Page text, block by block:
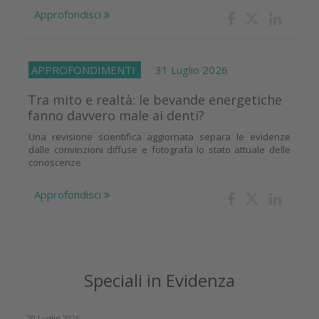
Approfondisci
APPROFONDIMENTI 31 Luglio 2026
Tra mito e realtà: le bevande energetiche
fanno davvero male ai denti?
Una revisione scientifica aggiornata separa le evidenze
dalle convinzioni diffuse e fotografa lo stato attuale delle
conoscenze
Approfondisci
Speciali in Evidenza